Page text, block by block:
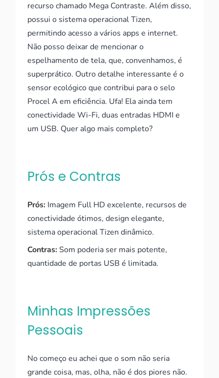
recurso chamado Mega Contraste. Além disso,
possui o sistema operacional Tizen,
permitindo acesso a vários apps e internet.
Não posso deixar de mencionar o
espelhamento de tela, que, convenhamos, é
superprático. Outro detalhe interessante é o
sensor ecológico que contribui para o selo
Procel A em eficiência. Ufa! Ela ainda tem
conectividade Wi-Fi, duas entradas HDMI e
um USB. Quer algo mais completo?
Prós e Contras
Prós: Imagem Full HD excelente, recursos de
conectividade ótimos, design elegante,
sistema operacional Tizen dinâmico.
Contras:Som poderia ser mais potente,
quantidade de portas USB é limitada.
Minhas Impressões
Pessoais
No começo eu achei que o som não seria
grande coisa, mas, olha, não é dos piores não.